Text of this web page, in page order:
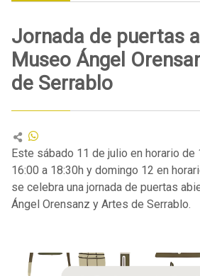
Jornada de puertas
Museo Ángel
de Serrablo
Este sábado 11 de julio en horario de
16:00 a 18:30h y domingo 12 en
se celebra una jornada de puertas
Ángel Orensanz y Artes de Serrablo.